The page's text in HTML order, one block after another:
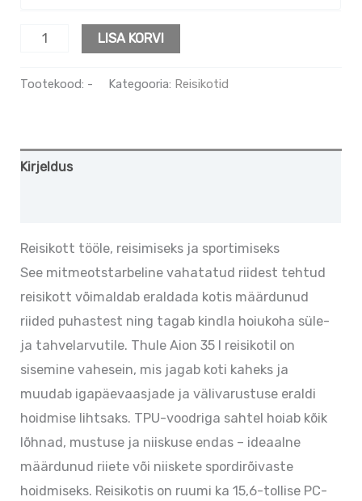
LISA KORVI
Tootekood: - Kategooria: Reisikotid
Kirjeldus
Reisikott tööle, reisimiseks ja sportimiseks
See mitmeotstarbeline vahatatud riidest tehtud
reisikott võimaldab eraldada kotis määrdunud
riided puhastest ning tagab kindla hoiukoha süle-
ja tahvelarvutile. Thule Aion 35 l reisikotil on
sisemine vahesein, mis jagab koti kaheks ja
muudab igapäevaasjade ja välivarustuse eraldi
hoidmise lihtsaks. TPU-voodriga sahtel hoiab kõik
lõhnad, mustuse ja niiskuse endas – ideaalne
määrdunud riiete või niiskete spordirõivaste
hoidmiseks. Reisikotis on ruumi ka 15,6-tollise PC-